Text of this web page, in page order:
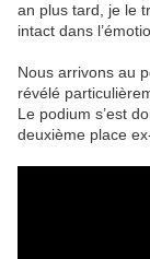
an plus tard, je le
intact dans
Nous arrivons au
révélé
Le podium s’est
deuxième place